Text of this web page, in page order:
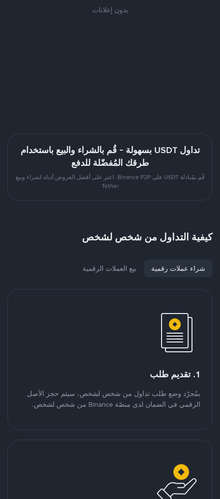
بدون إعلانات
تداول USDT بسهولة - قُم بالشراء والبيع باستخدام
طرقك المُفضّلة للدفع
قُم بمُبادلة USDT على Binance P2P. اعثر على أفضل العروض أدناه لشراء وبيع
Tether
كيفية التداول من شخص لشخص
شراء عملات رقمية بيع العملات الرقمية
1. تقديم طلب
بمُجرّد وضع طلب تداول من شخص لشخص، سيتم حجز الأصل
الرقمي في الضمان لدى منصّة Binance من شخص لشخص.